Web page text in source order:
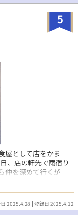
5
屋として店をかま
、店の軒先で雨宿り
仲を深めて行くが
す。 ほっこりしてい
ます！ ※BL分類です
サイトにも掲載してお
2025.4.28 登録日 2025.4.12